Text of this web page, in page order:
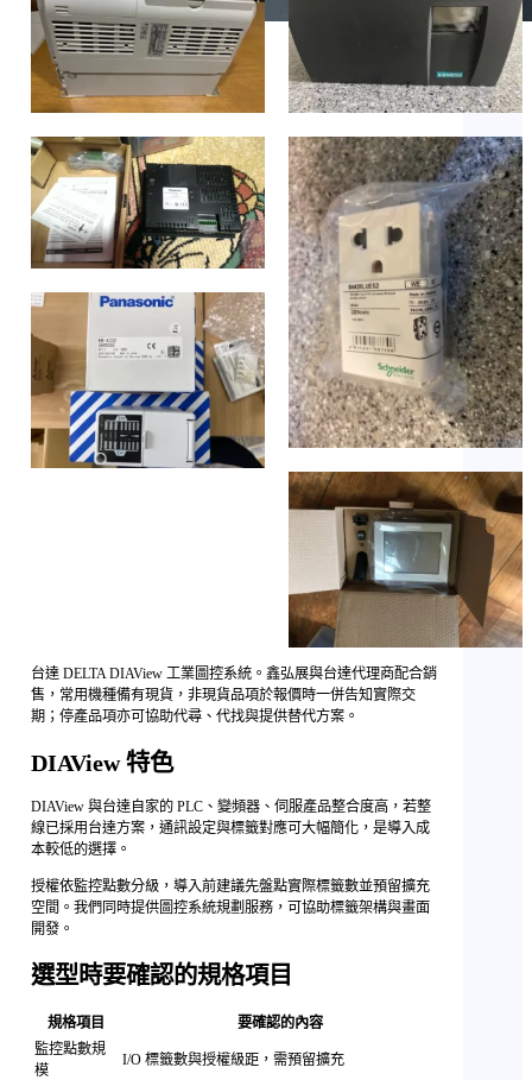
台達 DELTA DIAView 工業圖控系統。鑫弘展與台達代理商配合銷
售，常用機種備有現貨，非現貨品項於報價時一併告知實際交
期；停產品項亦可協助代尋、代找與提供替代方案。
DIAView 特色
DIAView 與台達自家的 PLC、變頻器、伺服產品整合度高，若整
線已採用台達方案，通訊設定與標籤對應可大幅簡化，是導入成
本較低的選擇。
授權依監控點數分級，導入前建議先盤點實際標籤數並預留擴充
空間。我們同時提供圖控系統規劃服務，可協助標籤架構與畫面
開發。
選型時要確認的規格項目
規格項目
要確認的內容
監控點數規
模
I/O 標籤數與授權級距，需預留擴充